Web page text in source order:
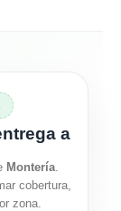
a
Montería.
cobertura,
zona.